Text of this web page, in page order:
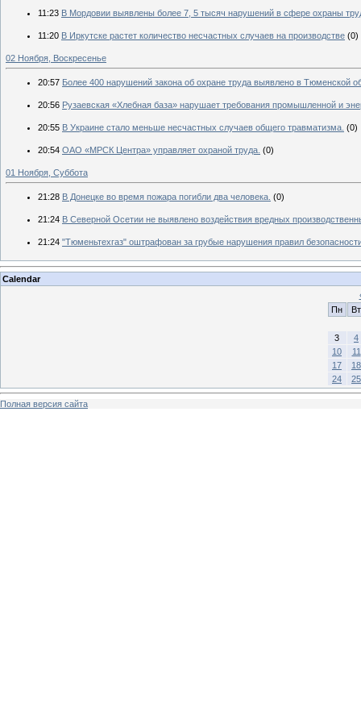
11:23 В Мордовии выявлены более 7, 5 тысяч нарушений в сфере охраны
11:20 В Иркутске растет количество несчастных случаев на производстве (0)
02 Ноября, Воскресенье
20:57 Более 400 нарушений закона об охране труда выявлено в Тюменской
20:56 Рузаевская «Хлебная база» нарушает требования промышленной и
20:55 В Украине стало меньше несчастных случаев общего травматизма. (0)
20:54 ОАО «МРСК Центра» управляет охраной труда. (0)
01 Ноября, Суббота
21:28 В Донецке во время пожара погибли два человека. (0)
21:24 В Северной Осетии не выявлено воздействия вредных
21:24 "Тюменьтехгаз" оштрафован за грубые нарушения правил
Calendar
Пн
Вт
3
4
10
11
17
18
24
25
Полная версия сайта